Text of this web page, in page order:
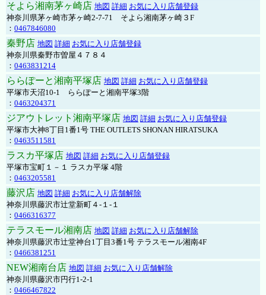
そよら湘南茅ヶ崎店 地図 詳細 お気に入り店舗登録
神奈川県茅ヶ崎市茅ヶ崎2‐7‐71 そよら湘南茅ヶ崎３F
： 0467846080
秦野店 地図 詳細 お気に入り店舗登録
神奈川県秦野市曽屋４７８４
： 0463831214
ららぽーと湘南平塚店 地図 詳細 お気に入り店舗登録
平塚市天沼10-1 ららぽーと湘南平塚3階
： 0463204371
ジアウトレット湘南平塚店 地図 詳細 お気に入り店舗登録
平塚市大神8丁目1番1号 THE OUTLETS SHONAN HIRATSUKA
： 0463511581
ラスカ平塚店 地図 詳細 お気に入り店舗登録
平塚市宝町１－１ ラスカ平塚 4階
： 0463205581
藤沢店 地図 詳細 お気に入り店舗解除
神奈川県藤沢市辻堂新町４-１-１
： 0466316377
テラスモール湘南店 地図 詳細 お気に入り店舗解除
神奈川県藤沢市辻堂神台1丁目3番1号 テラスモール湘南4F
： 0466381251
NEW湘南台店 地図 詳細 お気に入り店舗解除
神奈川県藤沢市円行1-2-1
： 0466467822